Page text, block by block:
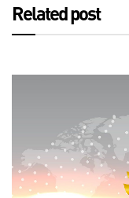
Related post